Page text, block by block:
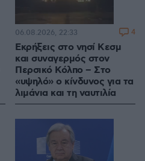
Εκρήξεις στο νησί Κεσμ
και συναγερμός στον
Περσικό Κόλπο – Στο
«υψηλό» ο κίνδυνος για τα
λιμάνια και τη ναυτιλία
06.08.2026, 22:33 4